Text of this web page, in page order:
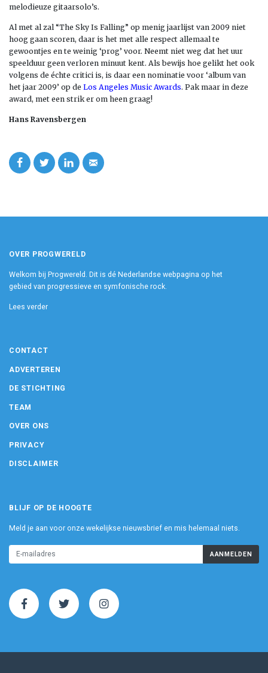
melodieuze gitaarsolo’s.
Al met al zal “The Sky Is Falling” op menig jaarlijst van 2009 niet
hoog gaan scoren, daar is het met alle respect allemaal te
gewoontjes en te weinig ‘prog’ voor. Neemt niet weg dat het uur
speelduur geen verloren minuut kent. Als bewijs hoe gelikt het ook
volgens de échte critici is, is daar een nominatie voor ‘album van
het jaar 2009’ op de Los Angeles Music Awards. Pak maar in deze
award, met een strik er om heen graag!
Hans Ravensbergen
OVER PROGWERELD
Welkom bij Progwereld. Dit is dé Nederlandse webpagina op het
gebied van progressieve en symfonische rock.
Lees verder
CONTACT
ADVERTEREN
DE STICHTING
TEAM
OVER ONS
PRIVACY
DISCLAIMER
BLIJF OP DE HOOGTE
Meld je aan voor onze wekelijkse nieuwsbrief en mis helemaal niets.
AANMELDEN